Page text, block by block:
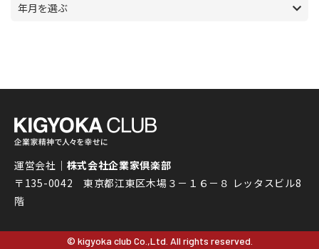
年月を選ぶ
運営会社｜ 株式会社企業家倶楽部
〒135-0042 東京都江東区木場３－１６－８ レッタスビル8
階
© kigyoka club Co.,Ltd. All rights reserved.